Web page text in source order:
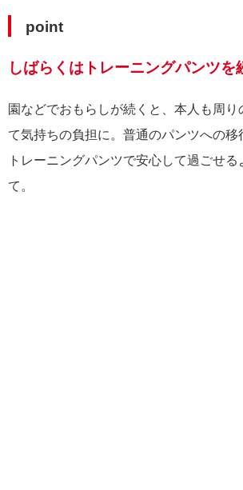
point
しばらくはトレーニングパンツを
園などでおもらしが続くと、本人も周り
て気持ちの負担に。普通のパンツへの移
トレーニングパンツで安心して過ごせ
て。